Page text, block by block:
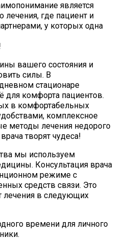
является
лечения, где пациент и
у которых одна
вашего состояния и
силы. В
стационаре
для комфорта пациентов.
в комфортабельных
комплексное
методы лечения недорого
творят чудеса!
мы используем
Консультация врача
режиме с
средств связи. Это
лечения в следующих
времени для личного